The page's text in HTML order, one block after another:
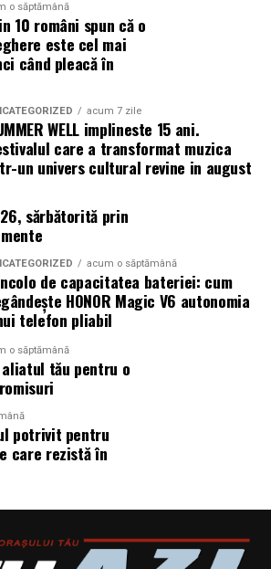
o săptămână
10 români spun că o
este cel mai
când pleacă în
acum 7 zile
WELL implineste 15 ani.
care a transformat muzica
un univers cultural revine in august
sărbătorită prin
acum o săptămână
de capacitatea bateriei: cum
HONOR Magic V6 autonomia
telefon pliabil
o săptămână
aliatul tău pentru o
potrivit pentru
care rezistă în